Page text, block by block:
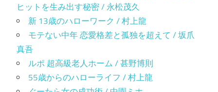
ヒットを生み出す秘密 / 永松茂久
新 13歳のハローワーク / 村上龍
モテない中年 恋愛格差と孤独を超えて / 坂爪
真吾
ルポ 超高級老人ホーム / 甚野博則
55歳からのハローライフ / 村上龍